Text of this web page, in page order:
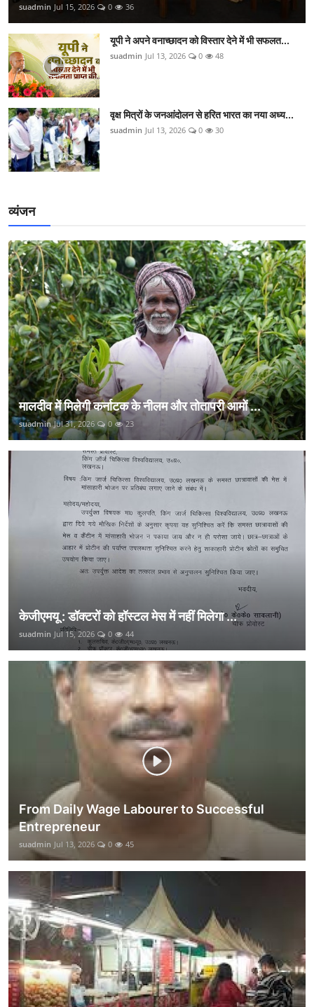
suadmin Jul 15, 2026 0 36
यूपी ने अपने वनाच्छादन को विस्तार देने में भी सफलत...
suadmin Jul 13, 2026 0 48
वृक्ष मित्रों के जनआंदोलन से हरित भारत का नया अध्य...
suadmin Jul 13, 2026 0 30
व्यंजन
मालदीव में मिलेगी कर्नाटक के नीलम और तोतापरी आमों ...
suadmin Jul 31, 2026 0 23
केजीएमयू : डॉक्टरों को हॉस्टल मेस में नहीं मिलेगा ...
suadmin Jul 15, 2026 0 44
From Daily Wage Labourer to Successful
Entrepreneur
suadmin Jul 13, 2026 0 45